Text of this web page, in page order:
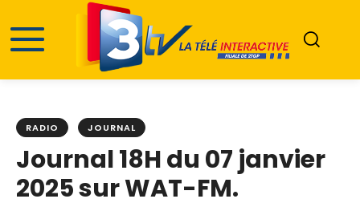
RADIO JOURNAL
Journal 18H du 07 janvier
2025 sur WAT-FM.